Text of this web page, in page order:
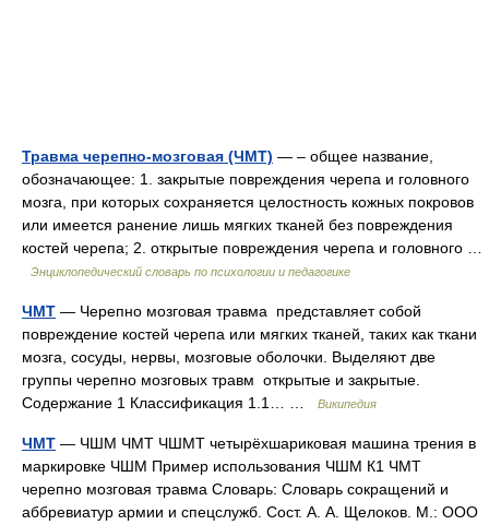
Травма черепно-мозговая (ЧМТ) — – общее название,
обозначающее: 1. закрытые повреждения черепа и головного
мозга, при которых сохраняется целостность кожных покровов
или имеется ранение лишь мягких тканей без повреждения
костей черепа; 2. открытые повреждения черепа и головного …
Энциклопедический словарь по психологии и педагогике
ЧМТ — Черепно мозговая травма представляет собой
повреждение костей черепа или мягких тканей, таких как ткани
мозга, сосуды, нервы, мозговые оболочки. Выделяют две
группы черепно мозговых травм открытые и закрытые.
Содержание 1 Классификация 1.1… …
Википедия
ЧМТ — ЧШМ ЧМТ ЧШМТ четырёхшариковая машина трения в
маркировке ЧШМ Пример использования ЧШМ К1 ЧМТ
черепно мозговая травма Словарь: Словарь сокращений и
аббревиатур армии и спецслужб. Сост. А. А. Щелоков. М.: ООО